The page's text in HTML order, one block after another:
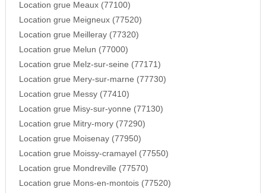
Location grue Meaux (77100)
Location grue Meigneux (77520)
Location grue Meilleray (77320)
Location grue Melun (77000)
Location grue Melz-sur-seine (77171)
Location grue Mery-sur-marne (77730)
Location grue Messy (77410)
Location grue Misy-sur-yonne (77130)
Location grue Mitry-mory (77290)
Location grue Moisenay (77950)
Location grue Moissy-cramayel (77550)
Location grue Mondreville (77570)
Location grue Mons-en-montois (77520)